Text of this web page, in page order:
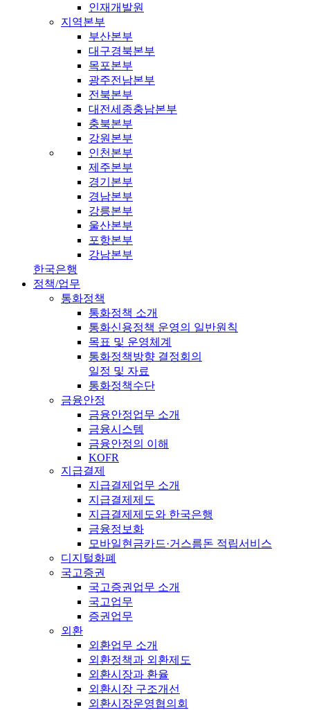
인재개발원
지역본부
부산본부
대구경북본부
목포본부
광주전남본부
전북본부
대전세종충남본부
충북본부
강원본부
인천본부
제주본부
경기본부
경남본부
강릉본부
울산본부
포항본부
강남본부
한국은행
정책/업무
통화정책
통화정책 소개
통화신용정책 운영의 일반원칙
목표 및 운영체계
통화정책방향 결정회의
일정 및 자료
통화정책수단
금융안정
금융안정업무 소개
금융시스템
금융안정의 이해
KOFR
지급결제
지급결제업무 소개
지급결제제도
지급결제제도와 한국은행
금융정보화
모바일현금카드·거스름돈 적립서비스
디지털화폐
국고증권
국고증권업무 소개
국고업무
증권업무
외환
외환업무 소개
외환정책과 외환제도
외환시장과 환율
외환시장 구조개선
외환시장운영협의회